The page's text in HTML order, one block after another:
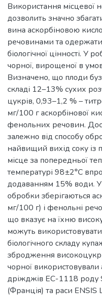
Використання місцевої
дозволить значно
вина аскорбіновою
речовинами та
біологічної цінності. У
чорної, вирощеної в
Визначено, що плоди
складі 12–13% сухих
цукрів, 0,93–1,2 % –
мг/100 г аскорбінової
фенольних речовин.
залежно від способу
найвищий вихід соку із
місце за попередньої
температурі 98±2°С
додаванням 15% води. У
обробки зберігаються
мг/100 г) і фенольні
що вказує на їхню високу
можуть
біологічного складу
збродження
чорної використовували
дріжджів EC-1118 роду
(Франція) та раси